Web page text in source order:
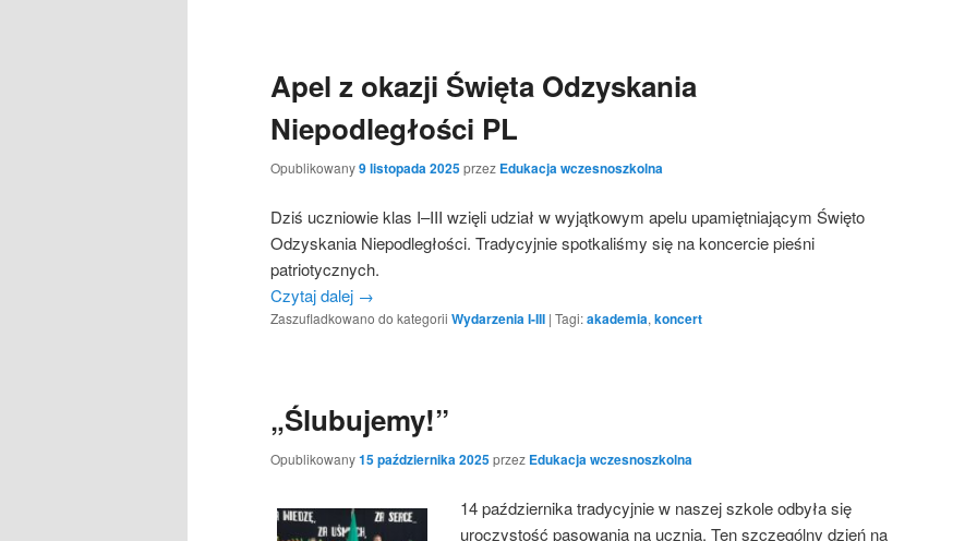
Apel z okazji Święta Odzyskania
Niepodległości PL
Opublikowany9 listopada 2025przez Edukacja wczesnoszkolna
Dziś uczniowie klas I–III wzięli udział w wyjątkowym apelu upamiętniającym Święto
Odzyskania Niepodległości. Tradycyjnie spotkaliśmy się na koncercie pieśni
patriotycznych.
Czytaj dalej →
Zaszufladkowano do kategorii Wydarzenia I-III | Tagi:akademia, koncert
„Ślubujemy!”
Opublikowany15 października 2025przez Edukacja wczesnoszkolna
14 października tradycyjnie w naszej szkole odbyła się
uroczystość pasowania na ucznia. Ten szczególny dzień na